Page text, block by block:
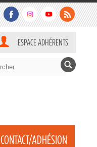
ESPACE ADHÉRENTS
CONTACT/ADHÉSION